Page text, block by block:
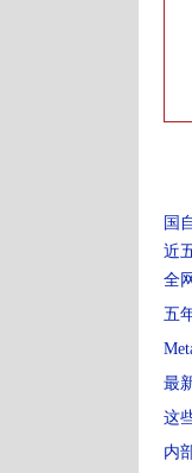
国
近
全
五
最
这
内